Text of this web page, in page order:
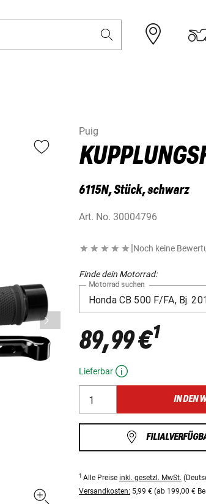
Puig
6115N, Stück, schwarz
Art. No. 30004796
|Noch keine
Finde dein Motorrad:
Motorrad suchen
89,99 €1
Lieferbar
IN DEN
1 Alle Preise inkl. gesetzl. MwSt.
Versandkosten: 5,99 € (ab 199,00 €